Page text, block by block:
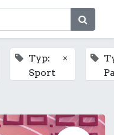
Typ:
Sport
×